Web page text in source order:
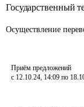
Государственный
Осуществление
Приём предложений
с 12.10.24, 14:09 по